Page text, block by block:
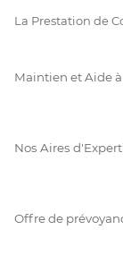
La Prestation de
Maintien et Aide
Nos Aires
Offre de